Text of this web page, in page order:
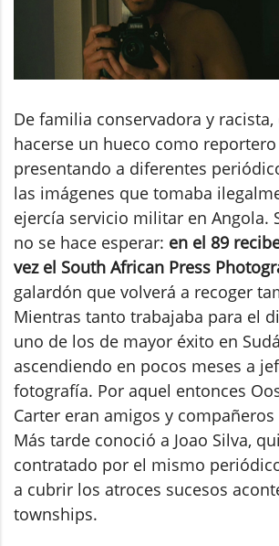
De familia conservadora y racista,
hacerse un hueco como
presentando a diferentes
las imágenes que tomaba
ejercía servicio militar en Angola.
no se hace esperar: en el 89
vez el South African Press
galardón que volverá a recoger
Mientras tanto trabajaba para el
uno de los de mayor éxito en
ascendiendo en pocos meses a
fotografía. Por aquel entonces
Carter eran amigos y
Más tarde conoció a Joao Silva,
contratado por el mismo
a cubrir los atroces sucesos
townships.